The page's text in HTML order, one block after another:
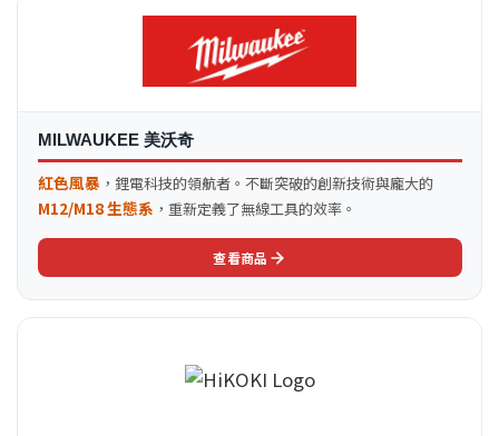
MILWAUKEE 美沃奇
紅色風暴 ，鋰電科技的領航者。不斷突破的創新技術與龐大的
M12/M18 生態系 ，重新定義了無線工具的效率。
查看商品